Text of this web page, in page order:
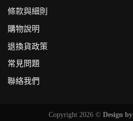
條款與細則
購物說明
退換貨政策
常見問題
聯絡我們
Copyright 2026 © Design by